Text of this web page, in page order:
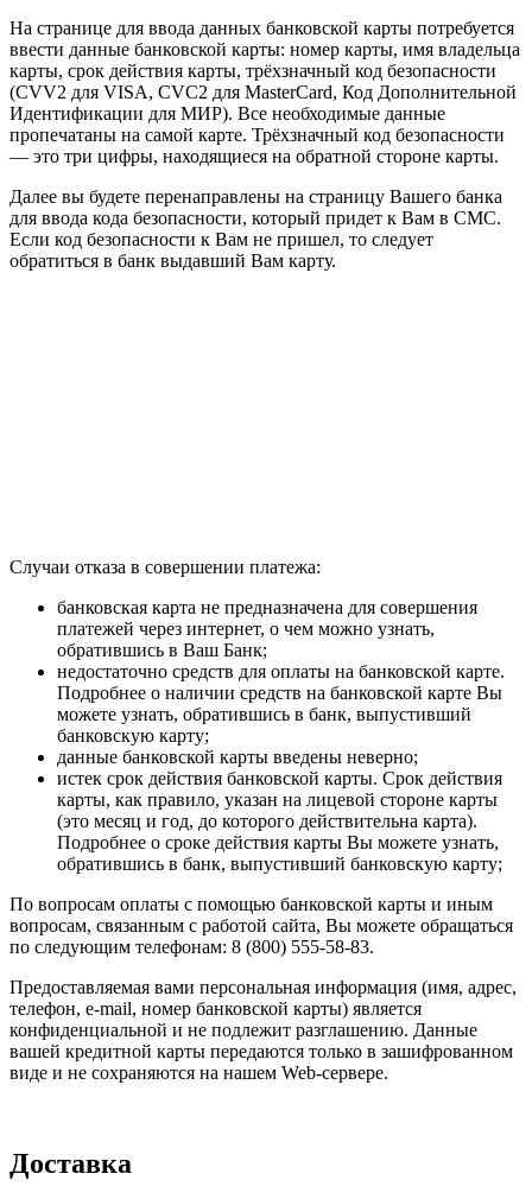
На странице для ввода данных банковской карты потребуется
ввести данные банковской карты: номер карты, имя владельца
карты, срок действия карты, трёхзначный код безопасности
(CVV2 для VISA, CVC2 для MasterCard, Код Дополнительной
Идентификации для МИР). Все необходимые данные
пропечатаны на самой карте. Трёхзначный код безопасности
— это три цифры, находящиеся на обратной стороне карты.
Далее вы будете перенаправлены на страницу Вашего банка
для ввода кода безопасности, который придет к Вам в СМС.
Если код безопасности к Вам не пришел, то следует
обратиться в банк выдавший Вам карту.
Случаи отказа в совершении платежа:
банковская карта не предназначена для совершения
платежей через интернет, о чем можно узнать,
обратившись в Ваш Банк;
недостаточно средств для оплаты на банковской карте.
Подробнее о наличии средств на банковской карте Вы
можете узнать, обратившись в банк, выпустивший
банковскую карту;
данные банковской карты введены неверно;
истек срок действия банковской карты. Срок действия
карты, как правило, указан на лицевой стороне карты
(это месяц и год, до которого действительна карта).
Подробнее о сроке действия карты Вы можете узнать,
обратившись в банк, выпустивший банковскую карту;
По вопросам оплаты с помощью банковской карты и иным
вопросам, связанным с работой сайта, Вы можете обращаться
по следующим телефонам: 8 (800) 555-58-83.
Предоставляемая вами персональная информация (имя, адрес,
телефон, e-mail, номер банковской карты) является
конфиденциальной и не подлежит разглашению. Данные
вашей кредитной карты передаются только в зашифрованном
виде и не сохраняются на нашем Web-сервере.
Доставка